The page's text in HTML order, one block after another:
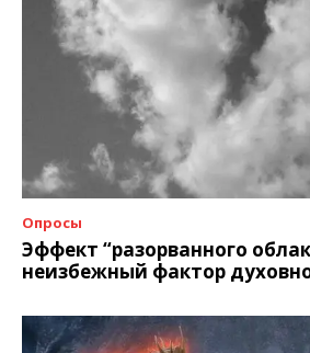
Опросы
Эффект “разорванного
неизбежный фактор